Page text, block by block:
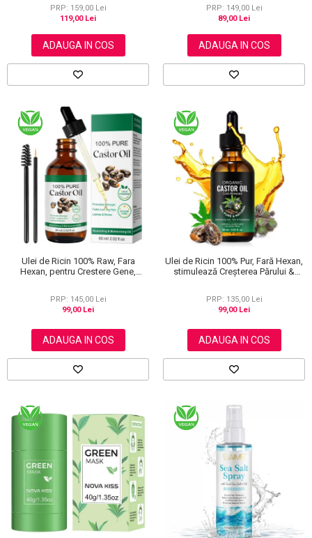
ml
PRP: 159,00 Lei
119,00 Lei
ADAUGA IN COS
PRP: 149,00 Lei
89,00 Lei
ADAUGA IN COS
Ulei de Ricin 100% Raw, Fara
Hexan, pentru Crestere Gene,
PRP: 145,00 Lei
99,00 Lei
ADAUGA IN COS
Ulei de Ricin 100% Pur, Fară Hexan,
stimulează Creșterea Părului &
PRP: 135,00 Lei
99,00 Lei
ADAUGA IN COS